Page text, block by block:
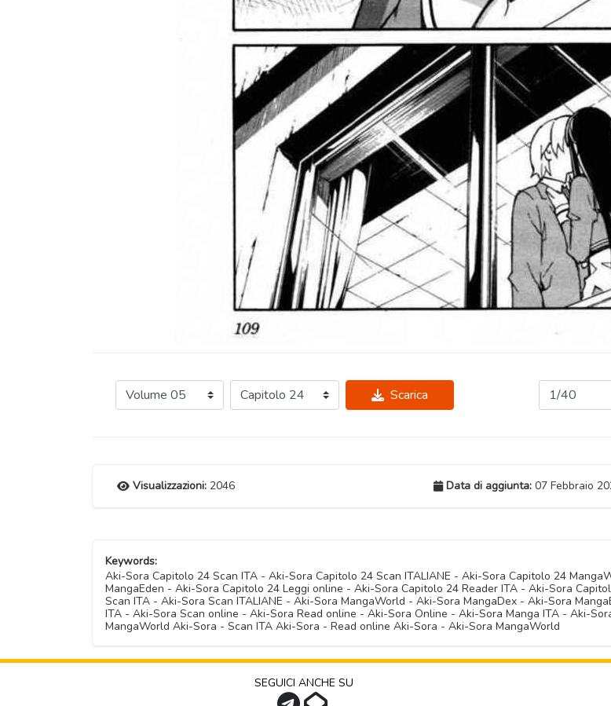
Scarica
Visualizzazioni: 2046 Data di aggiunta:07 Febbraio
Keywords:
Aki-Sora Capitolo 24 Scan ITA - Aki-Sora Capitolo 24 Scan ITALIANE - Aki-Sora Capitolo 24
MangaEden - Aki-Sora Capitolo 24 Leggi online - Aki-Sora Capitolo 24 Reader ITA - Aki-Sora
Scan ITA - Aki-Sora Scan ITALIANE - Aki-Sora MangaWorld - Aki-Sora MangaDex - Aki-Sora
ITA - Aki-Sora Scan online - Aki-Sora Read online - Aki-Sora Online - Aki-Sora Manga ITA - Aki-
MangaWorld Aki-Sora - Scan ITA Aki-Sora - Read online Aki-Sora - Aki-Sora MangaWorld
SEGUICI ANCHE SU